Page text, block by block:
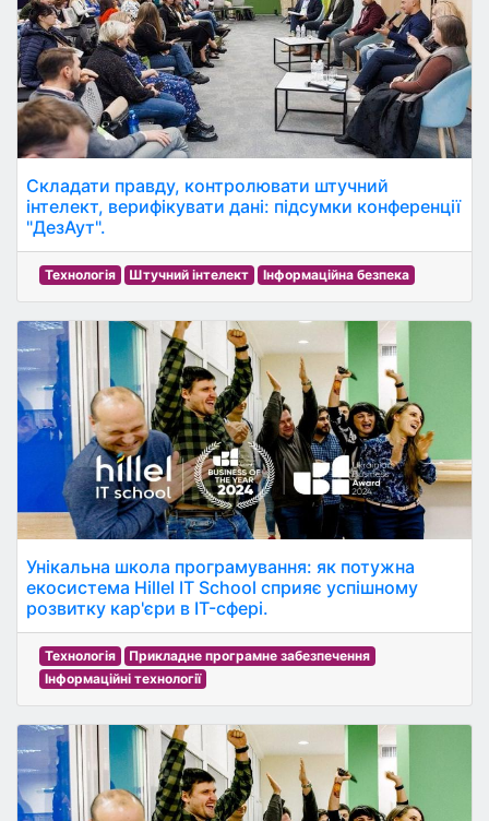
Складати правду, контролювати штучний
інтелект, верифікувати дані: підсумки конференції
"ДезАут".
Технологія Штучний інтелект Інформаційна безпека
Унікальна школа програмування: як потужна
екосистема Hillel IT School сприяє успішному
розвитку кар'єри в IT-сфері.
Технологія
Прикладне програмне забезпечення
Інформаційні технології